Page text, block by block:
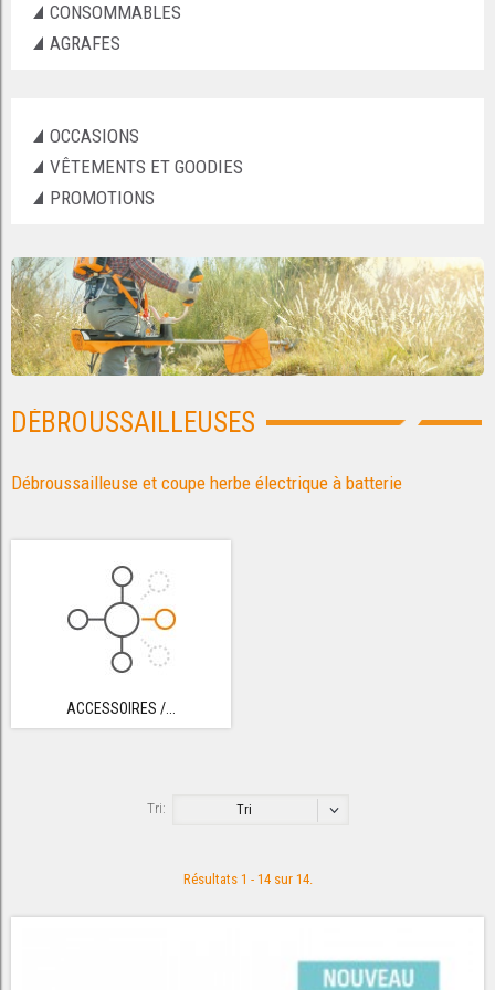
CONSOMMABLES
AGRAFES
OCCASIONS
VÊTEMENTS ET GOODIES
PROMOTIONS
DÉBROUSSAILLEUSES
Débroussailleuse et coupe herbe électrique à batterie
ACCESSOIRES /...
Tri: Tri
Résultats 1 - 14 sur 14.